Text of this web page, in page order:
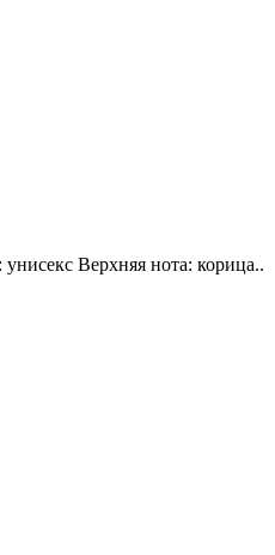
Верхняя нота: корица..